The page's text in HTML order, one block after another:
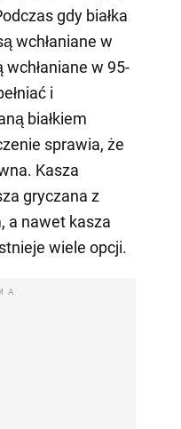
gdy białka
wchłaniane w
wchłaniane w 95-
i
białkiem
sprawia, że
Kasza
gryczana z
a nawet kasza
wiele opcji.